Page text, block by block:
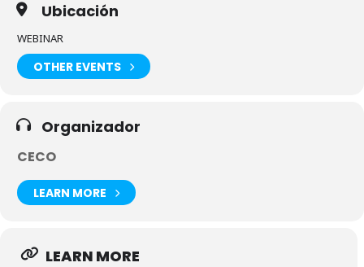
Ubicación
WEBINAR
OTHER EVENTS
Organizador
CECO
LEARN MORE
LEARN MORE